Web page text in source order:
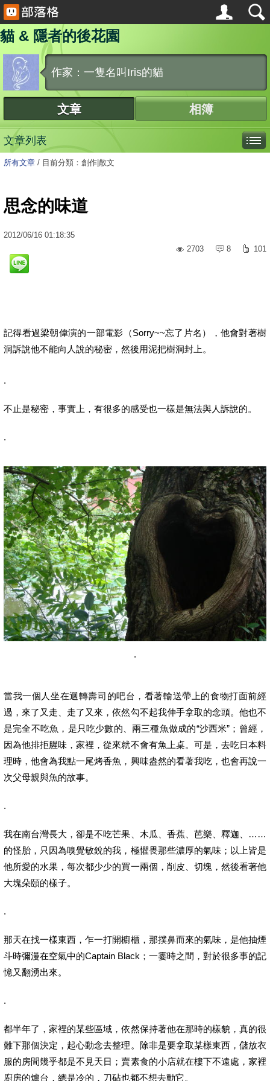
貓 & 隱者的後花園
作家：一隻名叫Iris的貓
文章 相簿
文章列表
所有文章 / 目前分類：創作|散文
思念的味道
2012/06/16 01:18:35
2703
8 101
記得看過梁朝偉演的一部電影（Sorry~~忘了片名），他會對著樹
洞訴說他不能向人說的秘密，然後用泥把樹洞封上。
.
不止是秘密，事實上，有很多的感受也一樣是無法與人訴說的。
.
.
當我一個人坐在迴轉壽司的吧台，看著輸送帶上的食物打面前經
過，來了又走、走了又來，依然勾不起我伸手拿取的念頭。他也不
是完全不吃魚，是只吃少數的、兩三種魚做成的“沙西米”；曾經，
因為他排拒腥味，家裡，從來就不會有魚上桌。可是，去吃日本料
理時，他會為我點一尾烤香魚，興味盎然的看著我吃，也會再說一
次父母親與魚的故事。
.
我在南台灣長大，卻是不吃芒果、木瓜、香蕉、芭樂、釋迦、……
的怪胎，只因為嗅覺敏銳的我，極懼畏那些濃厚的氣味；以上皆是
他所愛的水果，每次都少少的買一兩個，削皮、切塊，然後看著他
大塊朵頤的樣子。
.
那天在找一樣東西，乍一打開櫥櫃，那撲鼻而來的氣味，是他抽煙
斗時彌漫在空氣中的Captain Black；一霎時之間，對於很多事的記
憶又翻湧出來。
.
都半年了，家裡的某些區域，依然保持著他在那時的樣貌，真的很
難下那個決定，起心動念去整理。除非是要拿取某樣東西，儲放衣
服的房間幾乎都是不見天日；賣素食的小店就在樓下不遠處，家裡
廚房的爐台，總是冷的，刀砧也都不想去動它。